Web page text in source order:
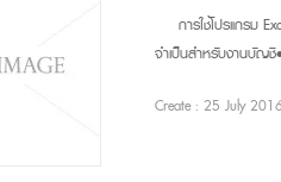
การใช้โปรแกรม
จำเป็นสำหรับงานบัญชี
Create : 25 July 2016